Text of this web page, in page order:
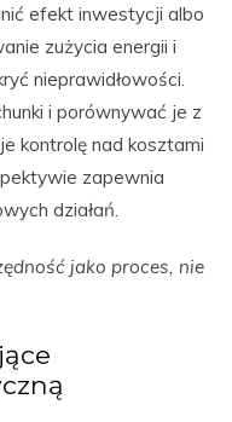
efekt inwestycji albo
zużycia energii i
nieprawidłowości.
i porównywać je z
kontrolę nad kosztami
zapewnia
działań.
jako proces, nie